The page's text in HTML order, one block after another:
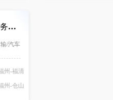
福清市久永汽车服务有限公司
/汽车
州-福清
州-仓山